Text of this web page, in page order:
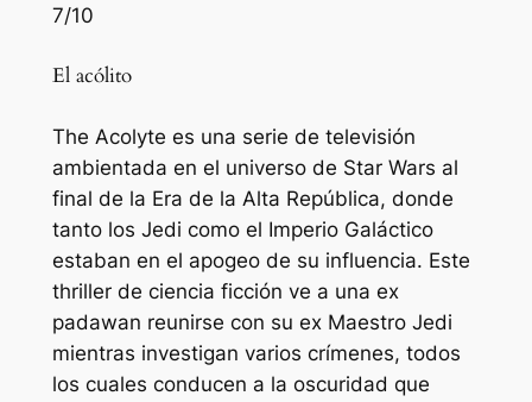
7/10
El acólito
The Acolyte es una serie de televisión
ambientada en el universo de Star Wars al
final de la Era de la Alta República, donde
tanto los Jedi como el Imperio Galáctico
estaban en el apogeo de su influencia. Este
thriller de ciencia ficción ve a una ex
padawan reunirse con su ex Maestro Jedi
mientras investigan varios crímenes, todos
los cuales conducen a la oscuridad que